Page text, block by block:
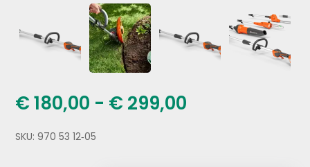
€180,00 - € 299,00
SKU:970 53 12‑05